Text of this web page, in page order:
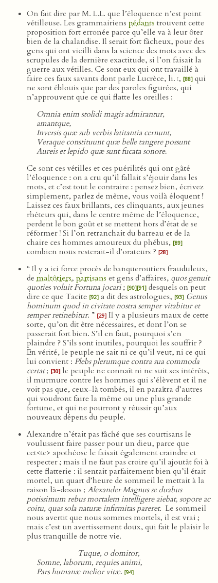
On fait dire par M. L.L. que l’éloquence n’est point
vétilleuse. Les grammairiens pédants trouvent cette
proposition fort erronée parce qu’elle va à leur ôter
bien de la chalandise. Il serait fort fâcheux, pour des
gens qui ont vieilli dans la science des mots avec des
scrupules de la dernière exactitude, si l’on faisait la
guerre aux vétilles. Ce sont eux qui ont travaillé à
faire ces faux savants dont parle Lucrèce, li. i, [88] qui
ne sont éblouis que par des paroles figurées, qui
n’approuvent que ce qui flatte les oreilles :
Omnia enim stolidi magis admirantur,
amantque,
Inversis quæ sub verbis latitantia cernunt,
Veraque constituunt quæ belle tangere possunt
Aureis et lepido quæ sunt fucata sonore.
Ce sont ces vétilles et ces puérilités qui ont gâté
l’éloquence : on a cru qu’il fallait s’éjouir dans les
mots, et c’est tout le contraire : pensez bien, écrivez
simplement, parlez de même, vous voilà éloquent !
Laissez ces faux brillants, ces clinquants, aux jeunes
rhéteurs qui, dans le centre même de l’éloquence,
perdent le bon goût et se mettent hors d’état de se
réformer ! Si l’on retranchait du barreau et de la
chaire ces hommes amoureux du phébus, [89]
combien nous resterait-il d’orateurs ? [28]
“ Il y a ici force procès de banqueroutiers frauduleux,
de maltôtiers, partisans et gens d’affaires, quos genuit
quoties voluit Fortuna jocari; [90][91] desquels on peut
dire ce que Tacite [92] a dit des astrologues, [93] Genus
hominum quod in civitate nostra semper vitabitur et
semper retinebitur. ” [29] Il y a plusieurs maux de cette
sorte, qu’on dit être nécessaires, et dont l’on se
passerait fort bien. S’il en faut, pourquoi s’en
plaindre ? S’ils sont inutiles, pourquoi les souffrir ?
En vérité, le peuple ne sait ni ce qu’il veut, ni ce qui
lui convient : Plebs plerumque contra sua commoda
certat; [30] le peuple ne connaît ni ne suit ses intérêts,
il murmure contre les hommes qui s’élèvent et il ne
voit pas que, ceux-là tombés, il en paraîtra d’autres
qui voudront faire la même ou une plus grande
fortune, et qui ne pourront y réussir qu’aux
nouveaux dépens du peuple.
Alexandre n’était pas fâché que ses courtisans le
voulussent faire passer pour un dieu, parce que
cet<te> apothéose le faisait également craindre et
respecter ; mais il ne faut pas croire qu’il ajoutât foi à
cette flatterie : il sentait parfaitement bien qu’il était
mortel, un quart d’heure de sommeil le mettait à la
raison là-dessus ; Alexander Magnus se duabus
potissimum rebus mortalem intelligere aiebat, sopore ac
coitu, quas sola naturæ infirmitas pareret. Le sommeil
nous avertit que nous sommes mortels, il est vrai ;
mais c’est un avertissement doux, qui fait le plaisir le
plus tranquille de notre vie.
Tuque, o domitor,
Somne, laborum, requies animi,
Pars humanæ melior vitæ. [94]